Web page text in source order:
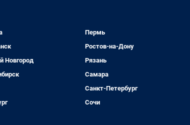
Новгород
Пермь
Ростов-на-Дону
Рязань
Самара
Санкт-Петербург
Сочи